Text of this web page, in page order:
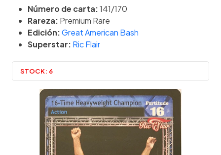
Número de carta:141/170
Rareza: Premium Rare
Edición:Great American Bash
Superstar: Ric Flair
STOCK: 6